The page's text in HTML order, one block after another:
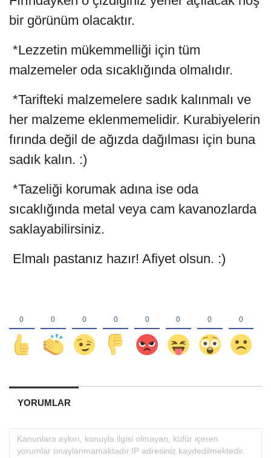
bir görünüm olacaktır.
*Lezzetin mükemmelliği için tüm
malzemeler oda sıcaklığında olmalıdır.
*Tarifteki malzemelere sadık kalınmalı ve
her malzeme eklenmemelidir. Kurabiyelerin
fırında değil de ağızda dağılması için buna
sadık kalın. :)
*Tazeliği korumak adına ise oda
sıcaklığında metal veya cam kavanozlarda
saklayabilirsiniz.
Elmalı pastanız hazır! Afiyet olsun. :)
YORUMLAR